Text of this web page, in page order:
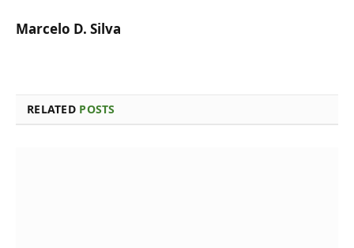
Marcelo D. Silva
RELATED POSTS